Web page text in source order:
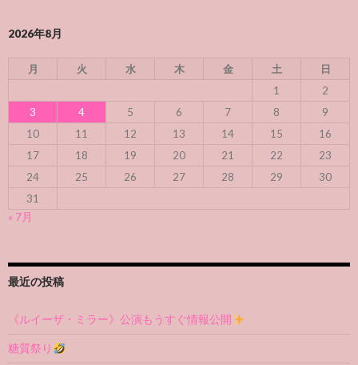
2026年8月
月 火 水 木 金 土
日
1
2
3
4 5 6 7 8
9
10
11 12 13 14 15
16
17
18 19 20 21 22
23
24
25 26 27 28 29
30
31
« 7月
最近の投稿
《ルイーザ・ミラー》公演もうすぐ情報公開
糖質祭り